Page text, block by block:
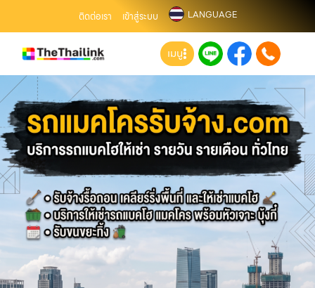
ติดต่อเรา เข้าสู่ระบบ LANGUAGE
เมนู